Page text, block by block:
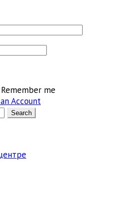
Remember me
Account
Search